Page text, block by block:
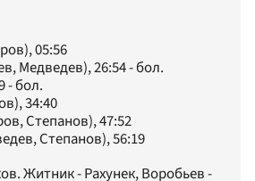
05:56
Медведев), 26:54 - бол.
- бол.
34:40
Степанов), 47:52
Степанов), 56:19
Житник - Рахунек, Воробьев -